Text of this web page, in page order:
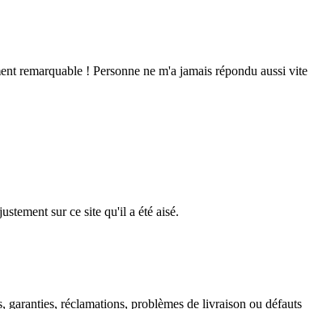
remarquable ! Personne ne m'a jamais répondu aussi vite
sur ce site qu'il a été aisé.
réclamations, problèmes de livraison ou défauts